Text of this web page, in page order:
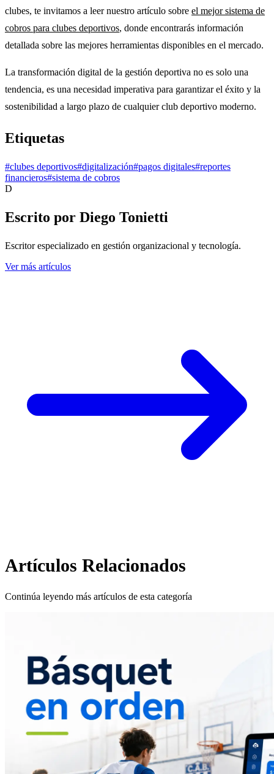
clubes, te invitamos a leer nuestro artículo sobre el mejor sistema de
cobros para clubes deportivos, donde encontrarás información
detallada sobre las mejores herramientas disponibles en el mercado.
La transformación digital de la gestión deportiva no es solo una
tendencia, es una necesidad imperativa para garantizar el éxito y la
sostenibilidad a largo plazo de cualquier club deportivo moderno.
Etiquetas
#clubes deportivos#digitalización#pagos digitales#reportes
financieros#sistema de cobros
D
Escrito por Diego Tonietti
Escritor especializado en gestión organizacional y tecnología.
Ver más artículos
Artículos Relacionados
Continúa leyendo más artículos de esta categoría